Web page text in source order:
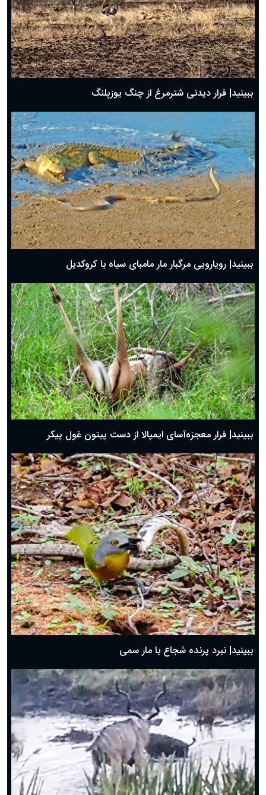
ببینید| فرار دیدنی شترمرغ از چنگ یوزپلنگ
ببینید| رویارویی مرگبار مار مامبای سیاه با کروکدیل
ببینید| فرار معجزه‌آسای ایمپالا از دست پیتون غول پیکر
ببینید| نبرد پرنده شجاع با مار سمی